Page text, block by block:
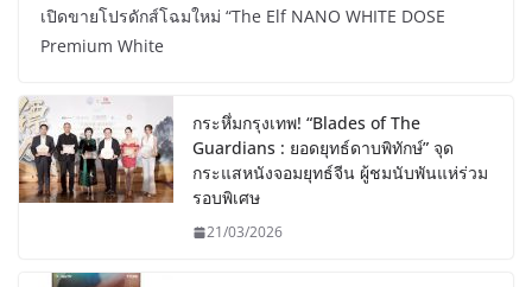
เปิดขายโปรดักส์โฉมใหม่ “The Elf NANO WHITE DOSE
Premium White
กระหึ่มกรุงเทพ! “Blades of The
Guardians : ยอดยุทธ์ดาบพิทักษ์” จุด
กระแสหนังจอมยุทธ์จีน ผู้ชมนับพันแห่ร่วม
รอบพิเศษ
21/03/2026